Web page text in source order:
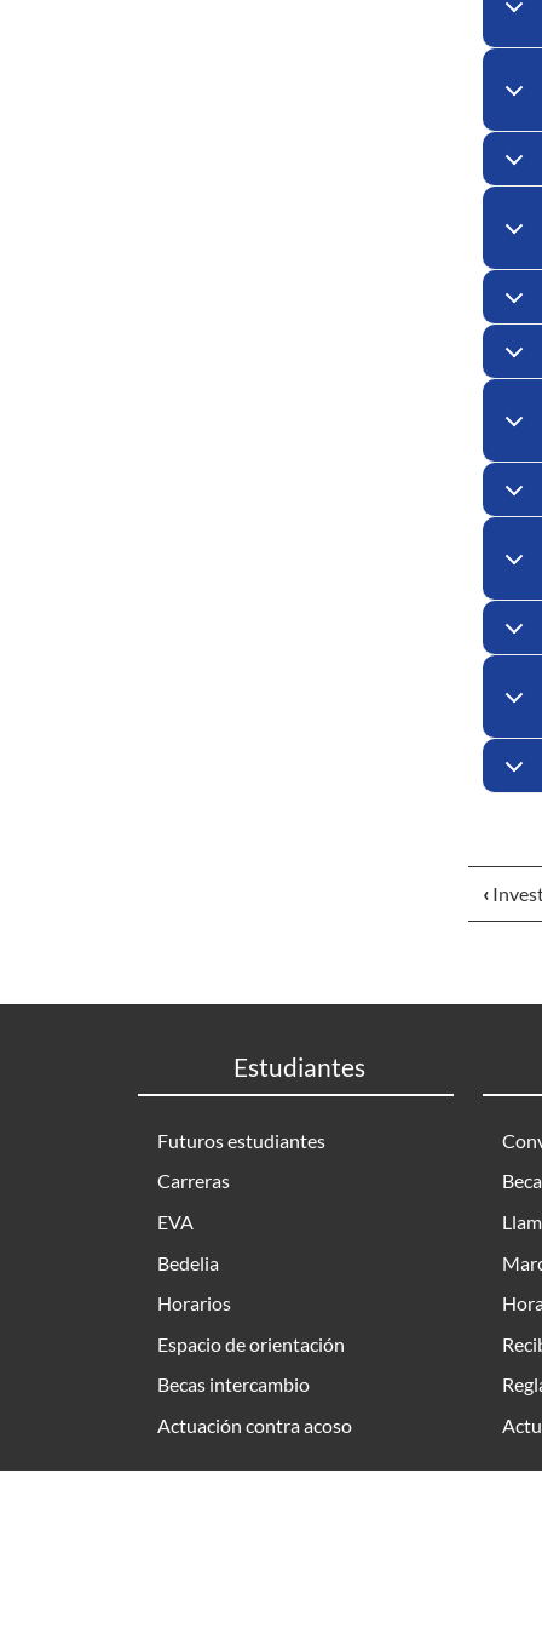
‹
Estudiantes
Futuros estudiantes
Carreras
EVA
Bedelia
Horarios
Espacio de orientación
Becas intercambio
Actuación contra acoso